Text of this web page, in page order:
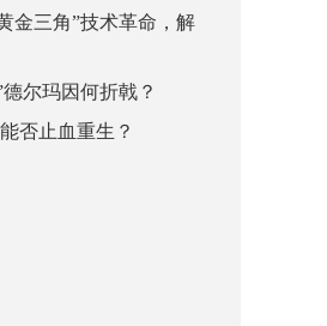
金三角”技术革命，解
尔玛因何折戟？
否止血重生？